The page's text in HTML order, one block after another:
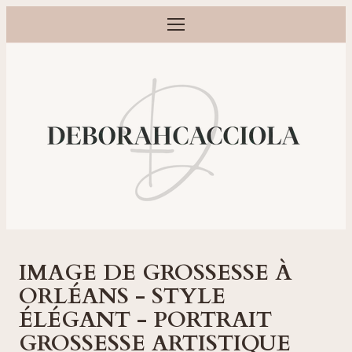
Ouvrir le menu
Photographe grossesse, naissance, bébé et famille à Orléans
IMAGE DE GROSSESSE À
ORLÉANS - STYLE
ÉLÉGANT - PORTRAIT
GROSSESSE ARTISTIQUE